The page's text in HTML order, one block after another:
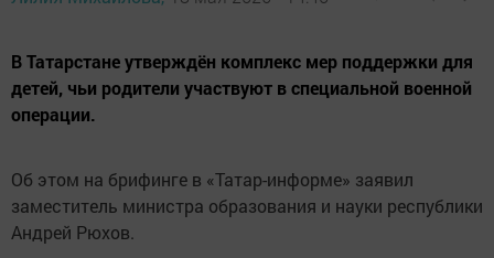
В Татарстане утверждён комплекс мер поддержки для
детей, чьи родители участвуют в специальной военной
операции.
Об этом на брифинге в «Татар-информе» заявил
заместитель министра образования и науки республики
Андрей Рюхов.